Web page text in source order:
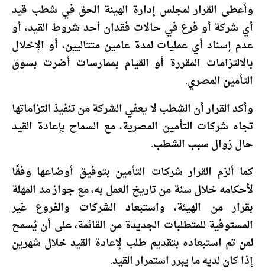
وأعطى القرار لمجلس إدارة الهيئة الحق في شطب قيد
أي شركة أو فرع في حالات فقدان أحد شروط القيد، أو
عدم إسناد أي عمليات لمدة عامين متتاليين، أو الإخلال
بالالتزامات المقررة أو القيام بممارسات أضرت بسوق
التأمين المصري.
وأكد القرار أن الشطب لا يعفي الشركة من تنفيذ التزاماتها
تجاه شركات التأمين المصرية، مع السماح بإعادة القيد
حال زوال سبب الشطب.
كما ألزم القرار شركات التأمين بتوفيق أوضاعها وفقًا
لأحكامه خلال سنة من تاريخ العمل به، مع جواز مد المهلة
بقرار من الهيئة، واستبعاد الشركات والفروع غير
المستوفية للمتطلبات الجديدة من القائمة، على أن يُسمح
لمن تم استبعاده بتقديم طلب لإعادة القيد خلال شهرين
إذا كان لديه ما يبرر استمرار القيد.